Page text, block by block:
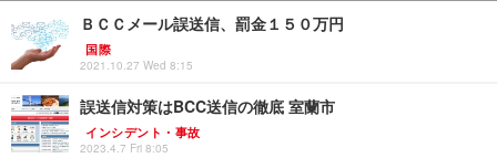
ＢＣＣメール誤送信、罰金１５０万円
国際
2021.10.27 Wed 8:15
誤送信対策はBCC送信の徹底 室蘭市
インシデント・事故
2023.4.7 Fri 8:05